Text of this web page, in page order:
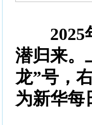
2025
潜归来。
龙”号，
为新华每